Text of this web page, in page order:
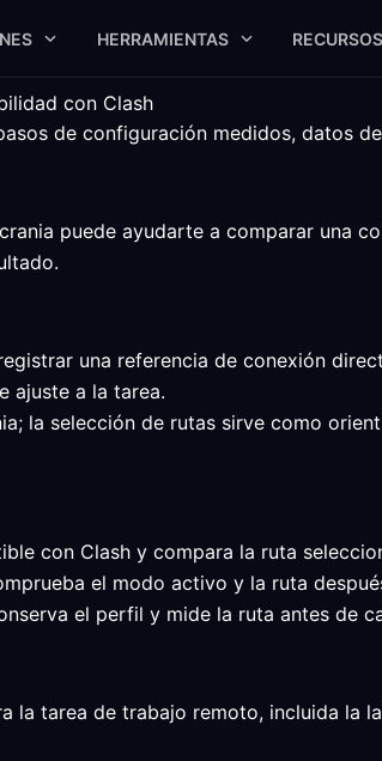
HERRAMIENTAS RECURSOS
con Clash
de configuración medidos, datos
puede ayudarte a comparar una
una referencia de conexión
ajuste a la tarea.
la selección de rutas sirve como
con Clash y compara la ruta
el modo activo y la ruta
el perfil y mide la ruta antes de
la tarea de trabajo remoto, incluida la